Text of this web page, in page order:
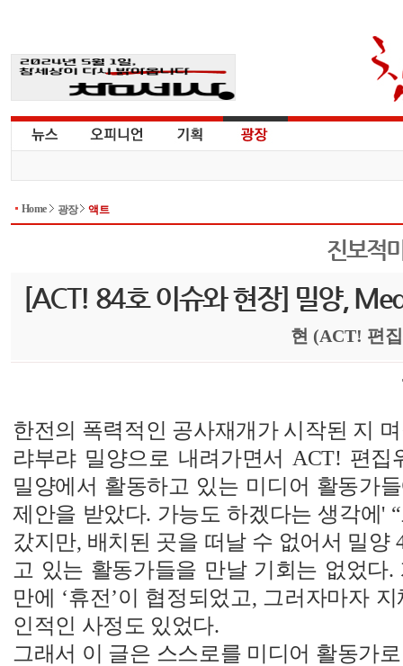
Home 광장 액트
진보적
[ACT! 84호 이슈와 현장] 밀양,
현 (ACT! 편
한전의 폭력적인 공사재개가 시작된 지
랴부랴 밀양으로 내려가면서 ACT! 편집
밀양에서 활동하고 있는 미디어 활동가
제안을 받았다. 가능도 하겠다는 생각에'
갔지만, 배치된 곳을 떠날 수 없어서 밀양
고 있는 활동가들을 만날 기회는 없었다
만에 ‘휴전’이 협정되었고, 그러자마자
인적인 사정도 있었다.
그래서 이 글은 스스로를 미디어 활동가